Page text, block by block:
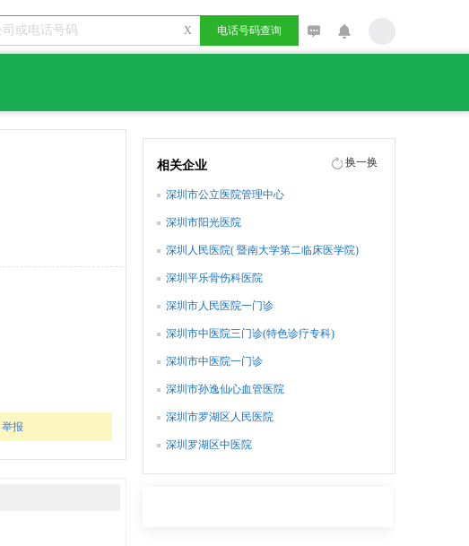
X 电话号码查询
举报
相关企业 换一换
深圳市公立医院管理中心
深圳市阳光医院
深圳人民医院( 暨南大学第二临床医学院)
深圳平乐骨伤科医院
深圳市人民医院一门诊
深圳市中医院三门诊(特色诊疗专科)
深圳市中医院一门诊
深圳市孙逸仙心血管医院
深圳市罗湖区人民医院
深圳罗湖区中医院